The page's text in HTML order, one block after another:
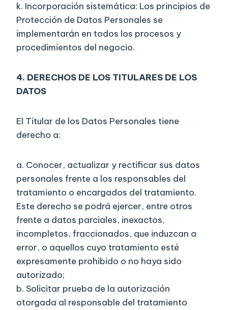
k. Incorporación sistemática: Los principios de
Protección de Datos Personales se
implementarán en todos los procesos y
procedimientos del negocio.
4. DERECHOS DE LOS TITULARES DE LOS
DATOS
El Titular de los Datos Personales tiene
derecho a:
a. Conocer, actualizar y rectificar sus datos
personales frente a los responsables del
tratamiento o encargados del tratamiento.
Este derecho se podrá ejercer, entre otros
frente a datos parciales, inexactos,
incompletos, fraccionados, que induzcan a
error, o aquellos cuyo tratamiento esté
expresamente prohibido o no haya sido
autorizado;
b. Solicitar prueba de la autorización
otorgada al responsable del tratamiento